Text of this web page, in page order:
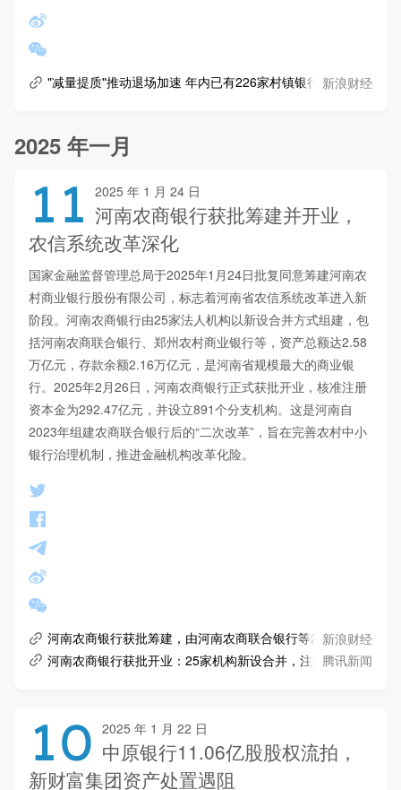
"减量提质"推动退场加速 年内已有226家村镇银行正式解散
新浪财经
2025 年一月
11 2025 年 1 月 24 日
河南农商银行获批筹建并开业，
农信系统改革深化
国家金融监督管理总局于2025年1月24日批复同意筹建河南农
村商业银行股份有限公司，标志着河南省农信系统改革进入新
阶段。河南农商银行由25家法人机构以新设合并方式组建，包
括河南农商联合银行、郑州农村商业银行等，资产总额达2.58
万亿元，存款余额2.16万亿元，是河南省规模最大的商业银
行。2025年2月26日，河南农商银行正式获批开业，核准注册
资本金为292.47亿元，并设立891个分支机构。这是河南自
2023年组建农商联合银行后的“二次改革”，旨在完善农村中小
银行治理机制，推进金融机构改革化险。
河南农商银行获批筹建，由河南农商联合银行等25家法人机构
新浪财经
河南农商银行获批开业：25家机构新设合并，注册资本约292亿
腾讯新闻
10 2025 年 1 月 22 日
中原银行11.06亿股股权流拍，
新财富集团资产处置遇阻